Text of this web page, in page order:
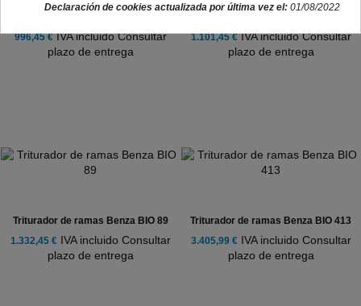
996,45 €IVA incluido Consultar
plazo de entrega
1.101,45 €IVA incluido Consultar
plazo de entrega
Triturador de ramas Benza BIO 89
1.332,45 €IVA incluido Consultar
plazo de entrega
Triturador de ramas Benza BIO 413
3.405,99 €IVA incluido Consultar
plazo de entrega
Declaración de cookies actualizada por última vez el: 01/08/2022